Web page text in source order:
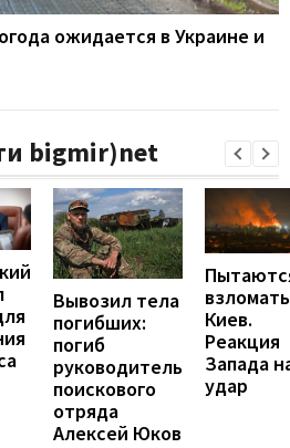
ожидается в Украине и
bigmir)net
Вывозил тела
погибших:
погиб
руководитель
поискового
отряда
Алексей Юков
взломать
Киев.
Реакция
Запада
удар